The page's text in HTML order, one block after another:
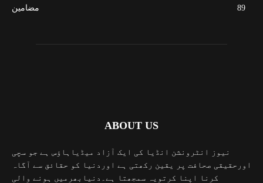
مضامین
89
ABOUT US
نیوز انٹرونشن انڈیا کی ایک آزاد میڈیاہاؤس ہے جو سچی
اورحقیقی صحافت پر یقین رکھتی ہے اوردنیا کو حقائق سے آگاہ
کرنا اپنا کرتویہ سمجھتا ہے۔دنیابھرمیں ہونے والی